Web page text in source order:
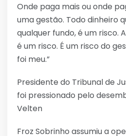
Onde paga mais ou onde
uma gestão. Todo dinheiro
qualquer fundo, é um risco.
é um risco. É um risco do
foi meu.”
Presidente do Tribunal de
foi pressionado pelo
Velten
Froz Sobrinho assumiu a